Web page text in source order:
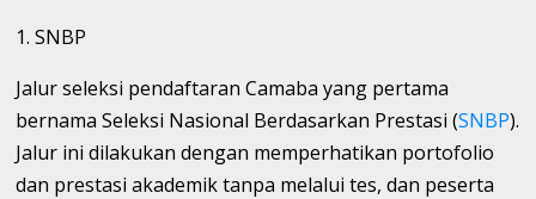
1. SNBP
Jalur seleksi pendaftaran Camaba yang pertama
bernama Seleksi Nasional Berdasarkan Prestasi (SNBP).
Jalur ini dilakukan dengan memperhatikan portofolio
dan prestasi akademik tanpa melalui tes, dan peserta